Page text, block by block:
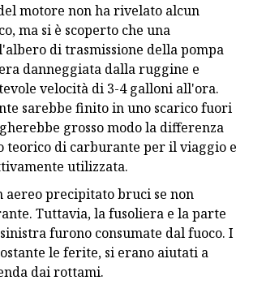
motore non ha rivelato alcun
ma si è scoperto che una
di trasmissione della pompa
danneggiata dalla ruggine e
velocità di 3-4 galloni all'ora.
sarebbe finito in uno scarico fuori
grosso modo la differenza
teorico di carburante per il viaggio e
utilizzata.
aereo precipitato bruci se non
Tuttavia, la fusoliera e la parte
furono consumate dal fuoco. I
le ferite, si erano aiutati a
dai rottami.